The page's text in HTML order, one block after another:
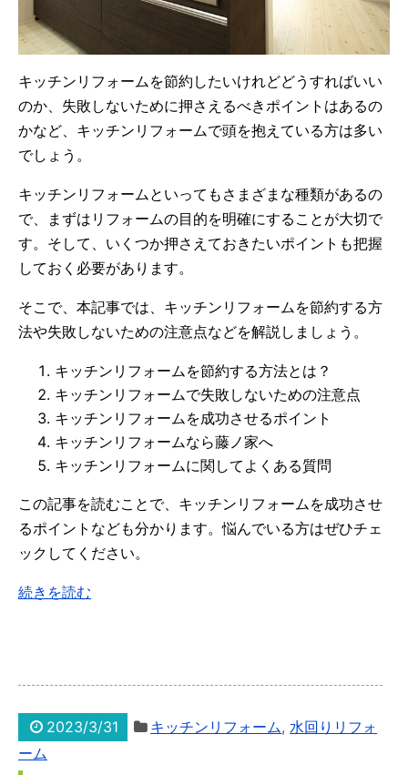
キッチンリフォームを節約したいけれどどうすればいい
のか、失敗しないために押さえるべきポイントはあるの
かなど、キッチンリフォームで頭を抱えている方は多い
でしょう。
キッチンリフォームといってもさまざまな種類があるの
で、まずはリフォームの目的を明確にすることが大切で
す。そして、いくつか押さえておきたいポイントも把握
しておく必要があります。
そこで、本記事では、キッチンリフォームを節約する方
法や失敗しないための注意点などを解説しましょう。
キッチンリフォームを節約する方法とは？
キッチンリフォームで失敗しないための注意点
キッチンリフォームを成功させるポイント
キッチンリフォームなら藤ノ家へ
キッチンリフォームに関してよくある質問
この記事を読むことで、キッチンリフォームを成功させ
るポイントなども分かります。悩んでいる方はぜひチェ
ックしてください。
続きを読む
2023/3/31 キッチンリフォーム, 水回りリフォ
ーム